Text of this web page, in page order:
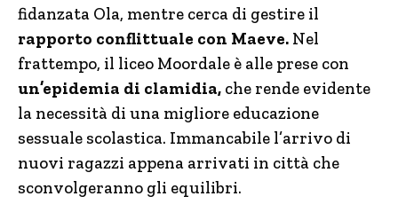
fidanzata Ola, mentre cerca di gestire il
rapporto conflittuale con Maeve. Nel
frattempo, il liceo Moordale è alle prese con
un’epidemia di clamidia, che rende evidente
la necessità di una migliore educazione
sessuale scolastica. Immancabile l’arrivo di
nuovi ragazzi appena arrivati in città che
sconvolgeranno gli equilibri.